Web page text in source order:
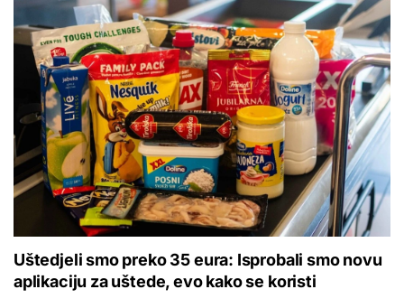
Uštedjeli smo preko 35 eura: Isprobali smo novu
aplikaciju za uštede, evo kako se koristi